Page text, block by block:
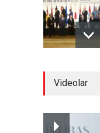
Videolar